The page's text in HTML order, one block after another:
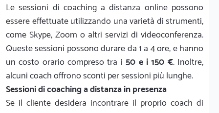
Le sessioni di coaching a distanza online possono
essere effettuate utilizzando una varietà di strumenti,
come Skype, Zoom o altri servizi di videoconferenza.
Queste sessioni possono durare da 1 a 4 ore, e hanno
un costo orario compreso tra i50 e i 150 €. Inoltre,
alcuni coach offrono sconti per sessioni più lunghe.
Sessioni di coaching a distanza in presenza
Se il cliente desidera incontrare il proprio coach di